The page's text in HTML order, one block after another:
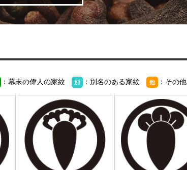
：幕末の偉人の家紋 別 ：別名のある家紋 他 ：その他